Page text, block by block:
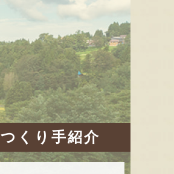
つくり手紹介